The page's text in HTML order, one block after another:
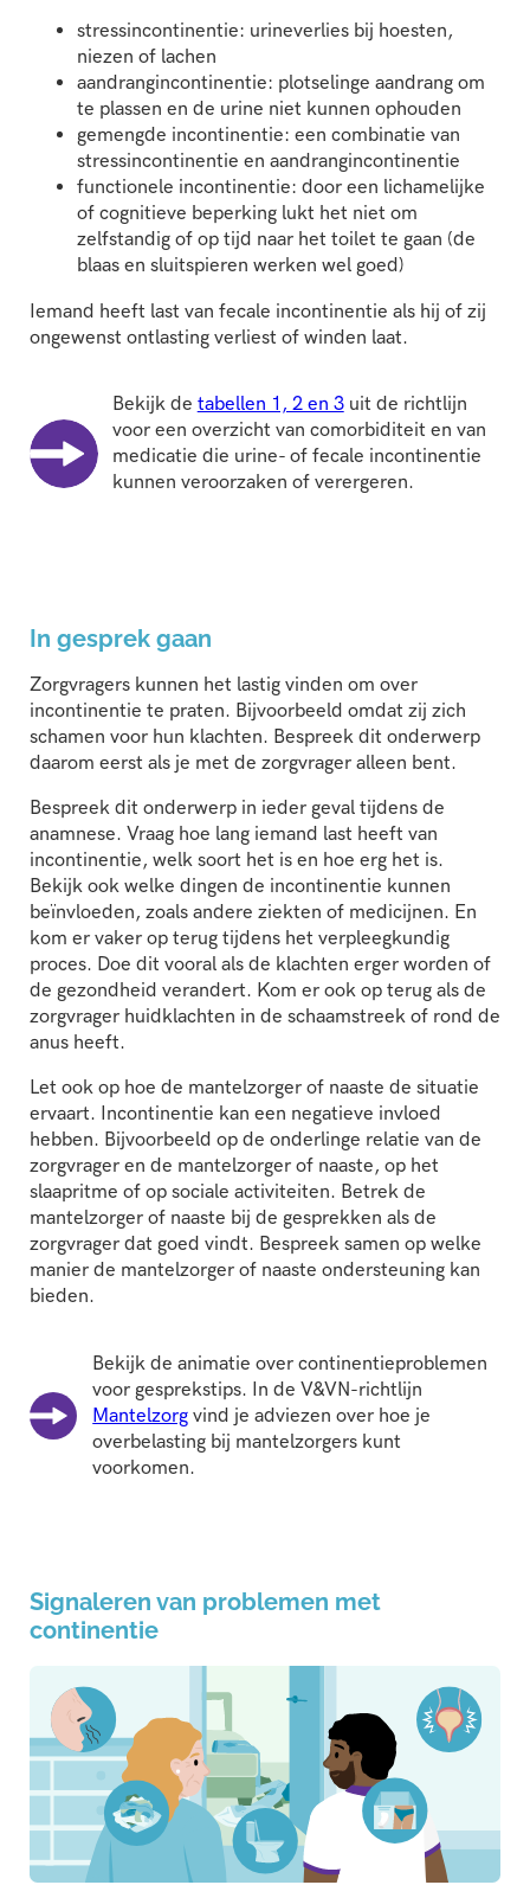
stressincontinentie: urineverlies bij hoesten,
niezen of lachen
aandrangincontinentie: plotselinge aandrang om
te plassen en de urine niet kunnen ophouden
gemengde incontinentie: een combinatie van
stressincontinentie en aandrangincontinentie
functionele incontinentie: door een lichamelijke
of cognitieve beperking lukt het niet om
zelfstandig of op tijd naar het toilet te gaan (de
blaas en sluitspieren werken wel goed)
Iemand heeft last van fecale incontinentie als hij of zij
ongewenst ontlasting verliest of winden laat.
Bekijk de tabellen 1, 2 en 3uit de richtlijn
voor een overzicht van comorbiditeit en van
medicatie die urine- of fecale incontinentie
kunnen veroorzaken of verergeren.
In gesprek gaan
Zorgvragers kunnen het lastig vinden om over
incontinentie te praten. Bijvoorbeeld omdat zij zich
schamen voor hun klachten. Bespreek dit onderwerp
daarom eerst als je met de zorgvrager alleen bent.
Bespreek dit onderwerp in ieder geval tijdens de
anamnese. Vraag hoe lang iemand last heeft van
incontinentie, welk soort het is en hoe erg het is.
Bekijk ook welke dingen de incontinentie kunnen
beïnvloeden, zoals andere ziekten of medicijnen. En
kom er vaker op terug tijdens het verpleegkundig
proces. Doe dit vooral als de klachten erger worden of
de gezondheid verandert. Kom er ook op terug als de
zorgvrager huidklachten in de schaamstreek of rond de
anus heeft.
Let ook op hoe de mantelzorger of naaste de situatie
ervaart. Incontinentie kan een negatieve invloed
hebben. Bijvoorbeeld op de onderlinge relatie van de
zorgvrager en de mantelzorger of naaste, op het
slaapritme of op sociale activiteiten. Betrek de
mantelzorger of naaste bij de gesprekken als de
zorgvrager dat goed vindt. Bespreek samen op welke
manier de mantelzorger of naaste ondersteuning kan
bieden.
Bekijk de animatie over continentieproblemen
voor gesprekstips. In de V&VN-richtlijn
Mantelzorg vind je adviezen over hoe je
overbelasting bij mantelzorgers kunt
voorkomen.
Signaleren van problemen met
continentie